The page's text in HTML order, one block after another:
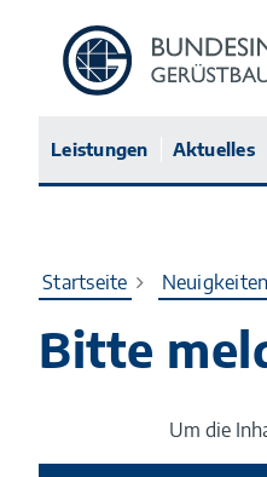
Zur
Startseite
Leistungen Aktuelles
Startseite Neuigkeiten
Bitte
Um die